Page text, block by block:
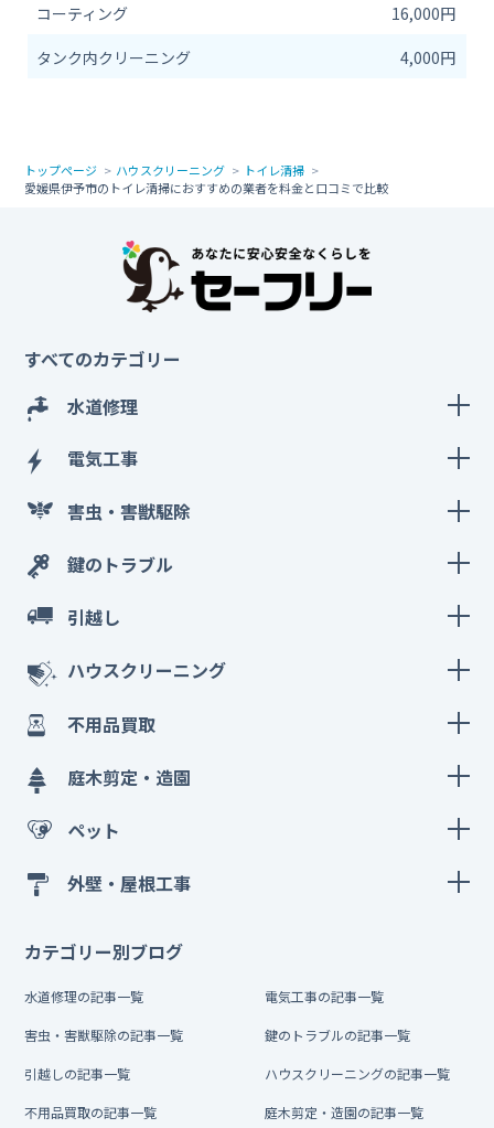
コーティング
16,000円
タンク内クリーニング
4,000円
トップページ ハウスクリーニング
トイレ清掃
愛媛県伊予市のトイレ清掃におすすめの業者を料金と口コミで比較
すべてのカテゴリー
水道修理
電気工事
害虫・害獣駆除
鍵のトラブル
引越し
ハウスクリーニング
不用品買取
庭木剪定・造園
ペット
外壁・屋根工事
カテゴリー別ブログ
水道修理の記事一覧 電気工事の記事一覧
害虫・害獣駆除の記事一覧 鍵のトラブルの記事一覧
引越しの記事一覧 ハウスクリーニングの記事一覧
不用品買取の記事一覧 庭木剪定・造園の記事一覧